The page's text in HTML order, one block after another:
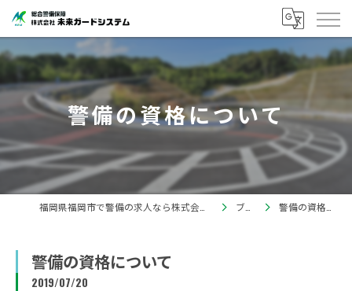
警備の資格について
ブログ 警備の資格について
警備の資格について
2019/07/20